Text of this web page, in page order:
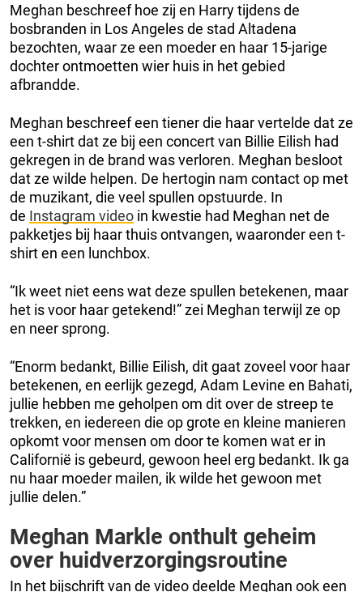
Meghan beschreef hoe zij en Harry tijdens de
bosbranden in Los Angeles de stad Altadena
bezochten, waar ze een moeder en haar 15-jarige
dochter ontmoetten wier huis in het gebied
afbrandde.
Meghan beschreef een tiener die haar vertelde dat ze
een t-shirt dat ze bij een concert van Billie Eilish had
gekregen in de brand was verloren. Meghan besloot
dat ze wilde helpen. De hertogin nam contact op met
de muzikant, die veel spullen opstuurde. In
de Instagram video in kwestie had Meghan net de
pakketjes bij haar thuis ontvangen, waaronder een t-
shirt en een lunchbox.
“Ik weet niet eens wat deze spullen betekenen, maar
het is voor haar getekend!” zei Meghan terwijl ze op
en neer sprong.
“Enorm bedankt, Billie Eilish, dit gaat zoveel voor haar
betekenen, en eerlijk gezegd, Adam Levine en Bahati,
jullie hebben me geholpen om dit over de streep te
trekken, en iedereen die op grote en kleine manieren
opkomt voor mensen om door te komen wat er in
Californië is gebeurd, gewoon heel erg bedankt. Ik ga
nu haar moeder mailen, ik wilde het gewoon met
jullie delen.”
Meghan Markle onthult geheim
over huidverzorgingsroutine
In het bijschrift van de video deelde Meghan ook een